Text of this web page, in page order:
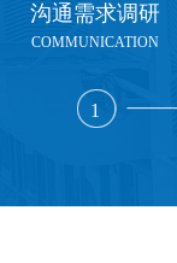
沟通需求调研
COMMUNICATION
1